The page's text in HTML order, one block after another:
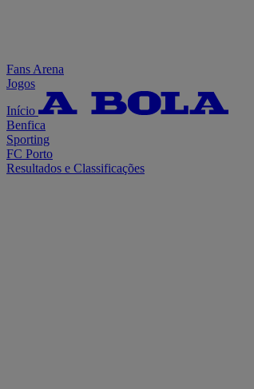
Fans Arena
Jogos
Início
Benfica
Sporting
FC Porto
Resultados e Classificações